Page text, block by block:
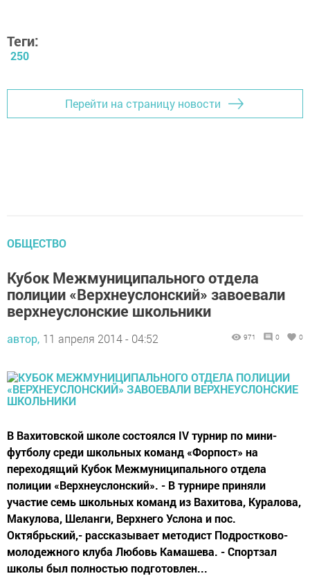
Теги:
250
Перейти на страницу новости
ОБЩЕСТВО
Кубок Межмуниципального отдела
полиции «Верхнеуслонский» завоевали
верхнеуслонские школьники
автор, 11 апреля 2014 - 04:52 971 0 0
В Вахитовской школе состоялся IV турнир по мини-
футболу среди школьных команд «Форпост» на
переходящий Кубок Межмуниципального отдела
полиции «Верхнеуслонский». - В турнире приняли
участие семь школьных команд из Вахитова, Куралова,
Макулова, Шеланги, Верхнего Услона и пос.
Октябрьский,- рассказывает методист Подростково-
молодежного клуба Любовь Камашева. - Спортзал
школы был полностью подготовлен...